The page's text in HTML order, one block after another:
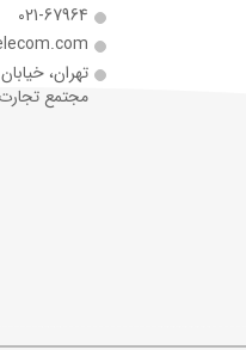
021-67964
تهران،
مجتمع تجارت